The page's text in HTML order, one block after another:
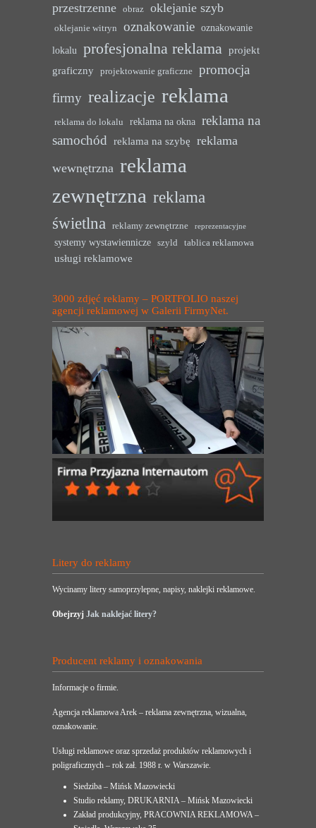
przestrzenne
obraz oklejanie szyb
oklejanie witryn oznakowanie oznakowanie
lokalu profesjonalna reklama projekt
graficzny
projektowanie graficzne
promocja
firmy realizacje reklama
reklama do lokalu reklama na okna reklama na
samochód reklama na szybę reklama
wewnętrzna reklama
zewnętrzna reklama
świetlna
reklamy zewnętrzne reprezentacyjne
systemy wystawiennicze szyld tablica reklamowa
usługi reklamowe
3000 zdjęć reklamy – PORTFOLIO naszej
agencji reklamowej w Galerii FirmyNet.
Litery do reklamy
Wycinamy litery samoprzylepne, napisy, naklejki reklamowe.
Obejrzyj Jak naklejać litery?
Producent reklamy i oznakowania
Informacje o firmie.
Agencja reklamowa Arek – reklama zewnętrzna, wizualna,
oznakowanie.
Usługi reklamowe oraz sprzedaż produktów reklamowych i
poligraficznych – rok zał. 1988 r. w Warszawie.
Siedziba – Mińsk Mazowiecki
Studio reklamy, DRUKARNIA – Mińsk Mazowiecki
Zakład produkcyjny, PRACOWNIA REKLAMOWA –